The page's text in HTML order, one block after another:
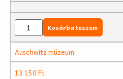
Kosárba teszem
Auschwitz múzeum
13 150Ft